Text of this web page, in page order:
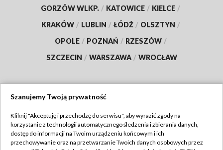
GORZÓW WLKP. / KATOWICE / KIELCE /
KRAKÓW / LUBLIN / ŁÓDŹ / OLSZTYN /
OPOLE / POZNAŃ / RZESZÓW /
SZCZECIN / WARSZAWA / WROCŁAW
TVP
Abonament TVP
Regulamin TVP
Szanujemy Twoją prywatność
Kliknij "Akceptuję i przechodzę do serwisu", aby wyrazić zgody na
korzystanie z technologii automatycznego śledzenia i zbierania danych,
dostęp do informacji na Twoim urządzeniu końcowym i ich
przechowywanie oraz na przetwarzanie Twoich danych osobowych przez